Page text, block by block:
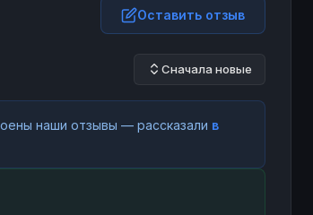
Оставить отзыв
Сначала новые
наши отзывы — рассказали в